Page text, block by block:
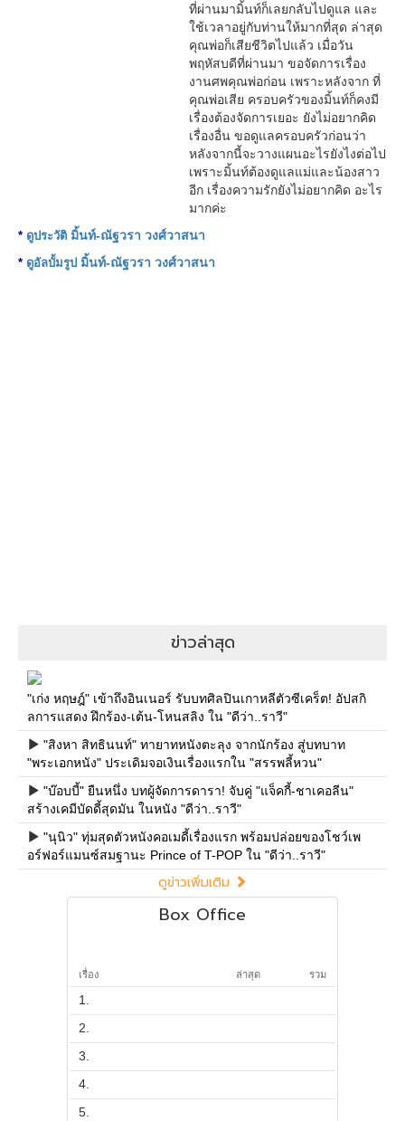
ที่ผ่านมามิ้นท์ก็เลยกลับไปดูแล และ
ใช้เวลาอยู่กับท่านให้มากที่สุด ล่าสุด
คุณพ่อก็เสียชีวิตไปแล้ว เมื่อวัน
พฤหัสบดีที่ผ่านมา ขอจัดการเรื่อง
งานศพคุณพ่อก่อน เพราะหลังจาก ที่
คุณพ่อเสีย ครอบครัวของมิ้นท์ก็คงมี
เรื่องต้องจัดการเยอะ ยังไม่อยากคิด
เรื่องอื่น ขอดูแลครอบครัวก่อนว่า
หลังจากนี้จะวางแผนอะไรยังไงต่อไป
เพราะมิ้นท์ต้องดูแลแม่และน้องสาว
อีก เรื่องความรักยังไม่อยากคิด อะไร
มากค่ะ
* ดูประวัติ มิ้นท์-ณัฐวรา วงศ์วาสนา
* ดูอัลบั้มรูป มิ้นท์-ณัฐวรา วงศ์วาสนา
ข่าวล่าสุด
"เก่ง หฤษฎ์" เข้าถึงอินเนอร์ รับบทศิลปินเกาหลีตัวซีเคร็ต! อัปสกิ
ลการแสดง ฝึกร้อง-เต้น-โหนสลิง ใน "ดีว่า..ราวี"
"สิงหา สิทธินนท์" ทายาทหนังตะลุง จากนักร้อง สู่บทบาท
"พระเอกหนัง" ประเดิมจอเงินเรื่องแรกใน "สรรพลี้หวน"
"บ๊อบบี้" ยืนหนึ่ง บทผู้จัดการดารา! จับคู่ "แจ็คกี้-ชาเคอลีน"
สร้างเคมีบัดดี้สุดมัน ในหนัง "ดีว่า..ราวี"
"นุนิว" ทุ่มสุดตัวหนังคอเมดี้เรื่องแรก พร้อมปล่อยของโชว์เพ
อร์ฟอร์แมนซ์สมฐานะ Prince of T-POP ใน "ดีว่า..ราวี"
ดูข่าวเพิ่มเติม
Box Office
เรื่อง ล่าสุด รวม
1.
2.
3.
4.
5.